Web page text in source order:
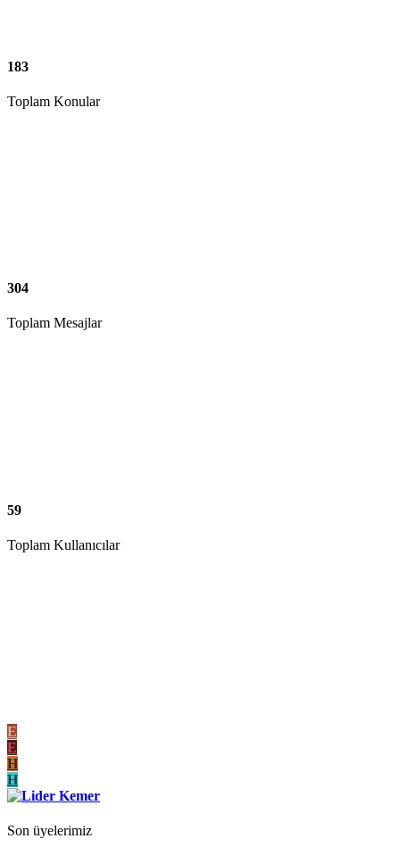
183
Toplam Konular
304
Toplam Mesajlar
59
Toplam Kullanıcılar
E
E
H
H
Son üyelerimiz